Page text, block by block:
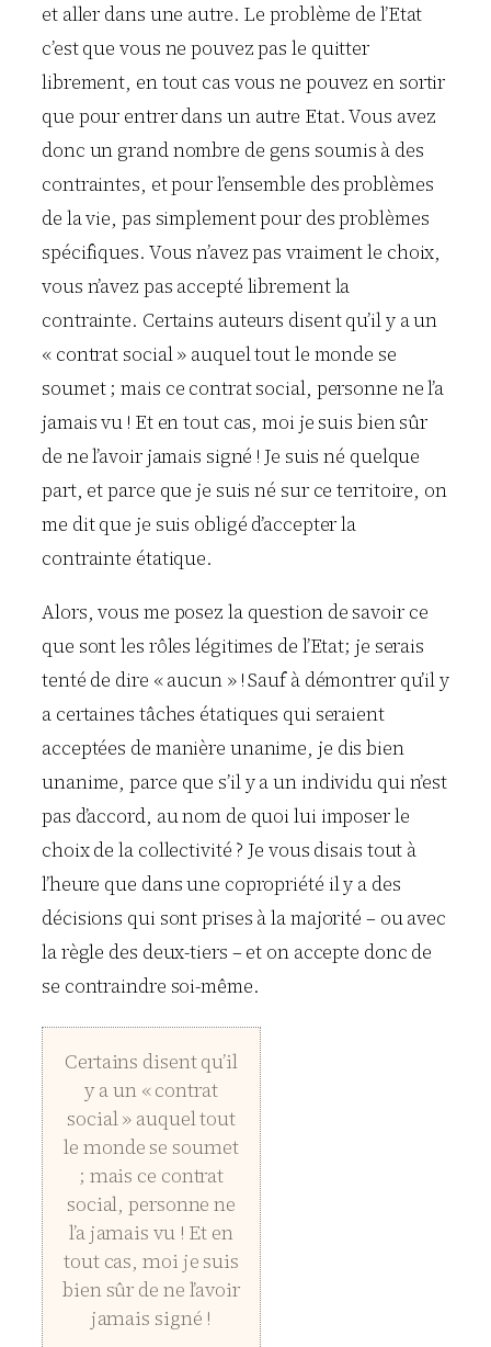
et aller dans une autre. Le problème de l’Etat
c’est que vous ne pouvez pas le quitter
librement, en tout cas vous ne pouvez en sortir
que pour entrer dans un autre Etat. Vous avez
donc un grand nombre de gens soumis à des
contraintes, et pour l’ensemble des problèmes
de la vie, pas simplement pour des problèmes
spécifiques. Vous n’avez pas vraiment le choix,
vous n’avez pas accepté librement la
contrainte. Certains auteurs disent qu’il y a un
« contrat social » auquel tout le monde se
soumet ; mais ce contrat social, personne ne l’a
jamais vu ! Et en tout cas, moi je suis bien sûr
de ne l’avoir jamais signé ! Je suis né quelque
part, et parce que je suis né sur ce territoire, on
me dit que je suis obligé d’accepter la
contrainte étatique.
Alors, vous me posez la question de savoir ce
que sont les rôles légitimes de l’Etat; je serais
tenté de dire « aucun » ! Sauf à démontrer qu’il y
a certaines tâches étatiques qui seraient
acceptées de manière unanime, je dis bien
unanime, parce que s’il y a un individu qui n’est
pas d’accord, au nom de quoi lui imposer le
choix de la collectivité ? Je vous disais tout à
l’heure que dans une copropriété il y a des
décisions qui sont prises à la majorité – ou avec
la règle des deux-tiers – et on accepte donc de
se contraindre soi-même.
Certains disent qu’il
y a un « contrat
social » auquel tout
le monde se soumet
; mais ce contrat
social, personne ne
l’a jamais vu ! Et en
tout cas, moi je suis
bien sûr de ne l’avoir
jamais signé !